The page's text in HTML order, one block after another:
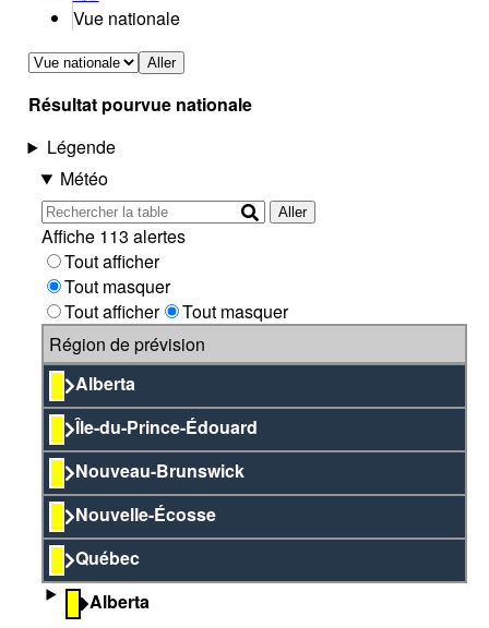
Vue nationale
Aller
Résultat pourvue nationale
Légende
Météo
Aller
Affiche 113 alertes
Tout afficher
Tout masquer
Tout afficher
Tout masquer
Région de prévision
Alberta
Île-du-Prince-Édouard
Nouveau-Brunswick
Nouvelle-Écosse
Québec
Alberta